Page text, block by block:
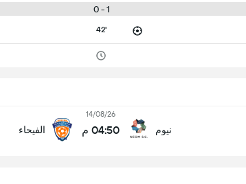
1 - 0
42'
نيوم
14/08/26
04:50 م الفيحاء